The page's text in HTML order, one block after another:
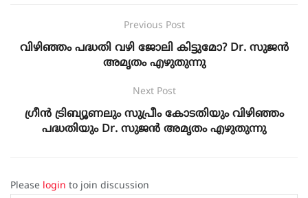
Previous Post
വിഴിഞ്ഞം പദ്ധതി വഴി ജോലി കിട്ടുമോ? Dr. സുജന്‍
അമൃതം എഴുതുന്നു
Next Post
ഗ്രീൻ ട്രിബ്യൂണലും സുപ്രീം കോടതിയും വിഴിഞ്ഞം
പദ്ധതിയും Dr. സുജന്‍ അമൃതം എഴുതുന്നു
Please login to join discussion